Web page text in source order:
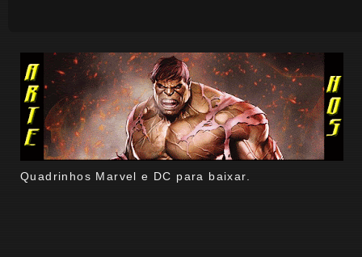
Quadrinhos Marvel e DC para baixar.